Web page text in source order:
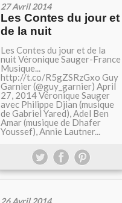
27 Avril 2014
Les Contes du jour et
de la nuit
Les Contes du jour et de la
nuit Véronique Sauger-France
Musique...
http://t.co/R5gZSRzGxo Guy
Garnier (@guy_garnier) April
27, 2014 Véronique Sauger
avec Philippe Djian (musique
de Gabriel Yared), Adel Ben
Amar (musique de Dhafer
Youssef), Annie Lautner...
26 Avril 2014